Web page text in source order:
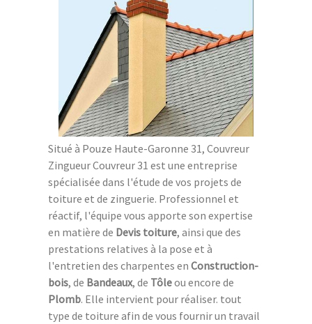
Situé à Pouze Haute-Garonne 31, Couvreur
Zingueur Couvreur 31 est une entreprise
spécialisée dans l'étude de vos projets de
toiture et de zinguerie. Professionnel et
réactif, l'équipe vous apporte son expertise
en matière de Devis toiture, ainsi que des
prestations relatives à la pose et à
l'entretien des charpentes en Construction-
bois, de Bandeaux, de Tôleou encore de
Plomb. Elle intervient pour réaliser. tout
type de toiture afin de vous fournir un travail